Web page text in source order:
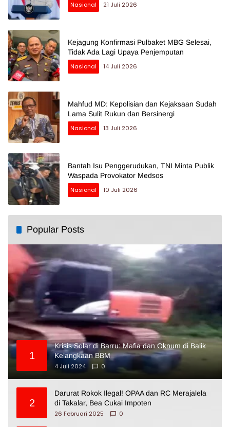
Nasional
21 Juli 2026
Kejagung Konfirmasi Pulbaket MBG Selesai,
Tidak Ada Lagi Upaya Penjemputan
Nasional
14 Juli 2026
Mahfud MD: Kepolisian dan Kejaksaan Sudah
Lama Sulit Rukun dan Bersinergi
Nasional
13 Juli 2026
Bantah Isu Penggerudukan, TNI Minta Publik
Waspada Provokator Medsos
Nasional
10 Juli 2026
Popular Posts
1
Krisis Solar di Barru: Mafia dan Oknum di Balik
Kelangkaan BBM
4 Juli 2024
0
2
Darurat Rokok Ilegal! OPAA dan RC Merajalela
di Takalar, Bea Cukai Impoten
26 Februari 2025
0